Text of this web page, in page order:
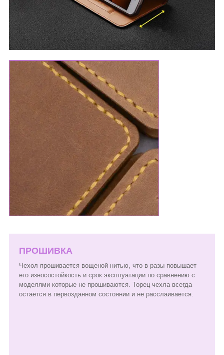
ПРОШИВКА
Чехол прошивается вощеной нитью, что в разы повышает
его износостойкость и срок эксплуатации по сравнению с
моделями которые не прошиваются. Торец чехла всегда
остается в первозданном состоянии и не расслаивается.